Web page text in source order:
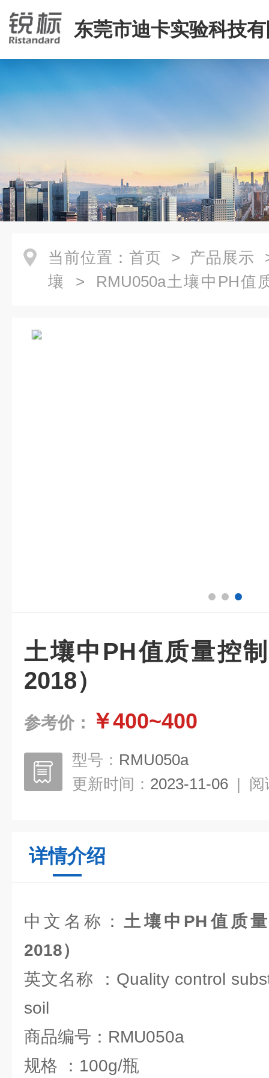
东莞市迪卡实验科技
当前位置： 首页 > 产品展示
壤 > RMU050a土壤中PH值
土壤中PH值质量控
2018）
参考价： ￥400~400
型号： RMU050a
更新时间： 2023-11-06 | 阅
详情介绍
中文名称：土壤中PH值质
2018）
英文名称 ：Quality control
soil
商品编号：RMU050a
规格 ：100g/瓶